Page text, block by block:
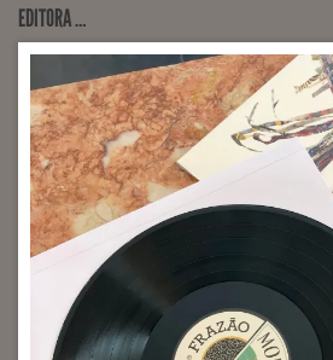
EDITORA …